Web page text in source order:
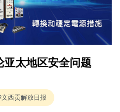
太地区安全问题
西贡解放日报